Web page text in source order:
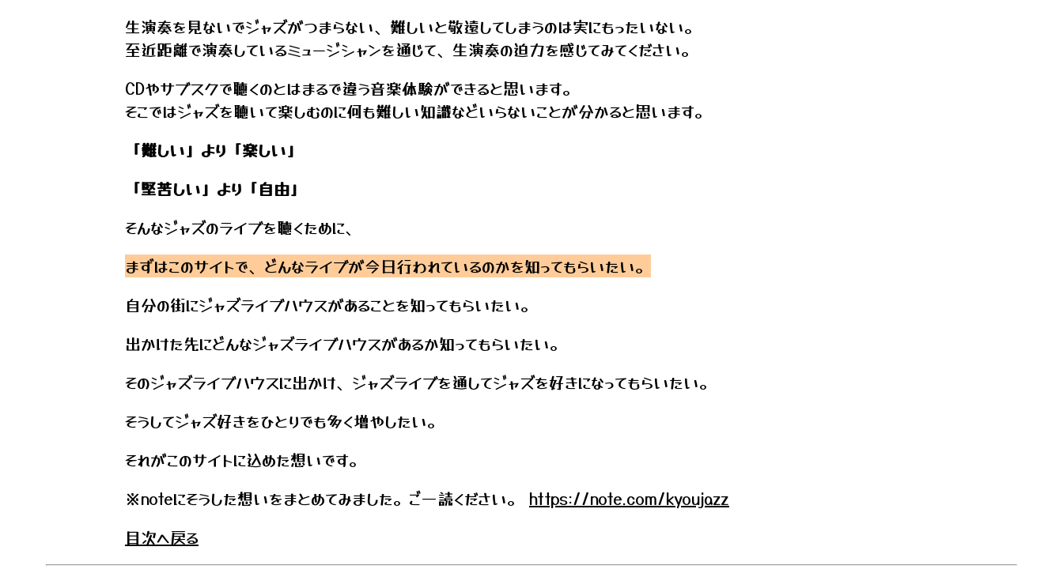
生演奏を見ないでジャズがつまらない、難しいと敬遠してしまうのは実にもったいない。
至近距離で演奏しているミュージシャンを通じて、生演奏の迫力を感じてみてください。
CDやサブスクで聴くのとはまるで違う音楽体験ができると思います。
そこではジャズを聴いて楽しむのに何も難しい知識などいらないことが分かると思います。
「難しい」より「楽しい」
「堅苦しい」より「自由」
そんなジャズのライブを聴くために、
まずはこのサイトで、どんなライブが今日行われているのかを知ってもらいたい。
自分の街にジャズライブハウスがあることを知ってもらいたい。
出かけた先にどんなジャズライブハウスがあるか知ってもらいたい。
そのジャズライブハウスに出かけ、ジャズライブを通してジャズを好きになってもらいたい。
そうしてジャズ好きをひとりでも多く増やしたい。
それがこのサイトに込めた想いです。
※noteにそうした想いをまとめてみました。ご一読ください。 https://note.com/kyoujazz
目次へ戻る